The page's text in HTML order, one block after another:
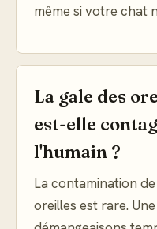
même si votre chat
La gale des
est-elle
l'humain ?
La contamination
oreilles est rare.